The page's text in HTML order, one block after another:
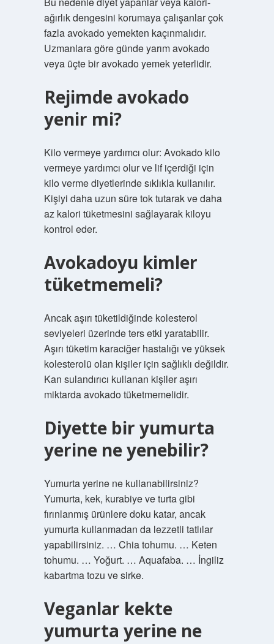
ağırlık dengesini korumaya çalışanlar çok
fazla avokado yemekten kaçınmalıdır.
Uzmanlara göre günde yarım avokado
veya üçte bir avokado yemek yeterlidir.
Rejimde avokado
yenir mi?
Kilo vermeye yardımcı olur: Avokado kilo
vermeye yardımcı olur ve lif içerdiği için
kilo verme diyetlerinde sıklıkla kullanılır.
Kişiyi daha uzun süre tok tutarak ve daha
az kalori tüketmesini sağlayarak kiloyu
kontrol eder.
Avokadoyu kimler
tüketmemeli?
Ancak aşırı tüketildiğinde kolesterol
seviyeleri üzerinde ters etki yaratabilir.
Aşırı tüketim karaciğer hastalığı ve yüksek
kolesterolü olan kişiler için sağlıklı değildir.
Kan sulandırıcı kullanan kişiler aşırı
miktarda avokado tüketmemelidir.
Diyette bir yumurta
yerine ne yenebilir?
Yumurta yerine ne kullanabilirsiniz?
Yumurta, kek, kurabiye ve turta gibi
fırınlanmış ürünlere doku katar, ancak
yumurta kullanmadan da lezzetli tatlılar
yapabilirsiniz. … Chia tohumu. … Keten
tohumu. … Yoğurt. … Aquafaba. … İngiliz
kabartma tozu ve sirke.
Veganlar kekte
yumurta yerine ne